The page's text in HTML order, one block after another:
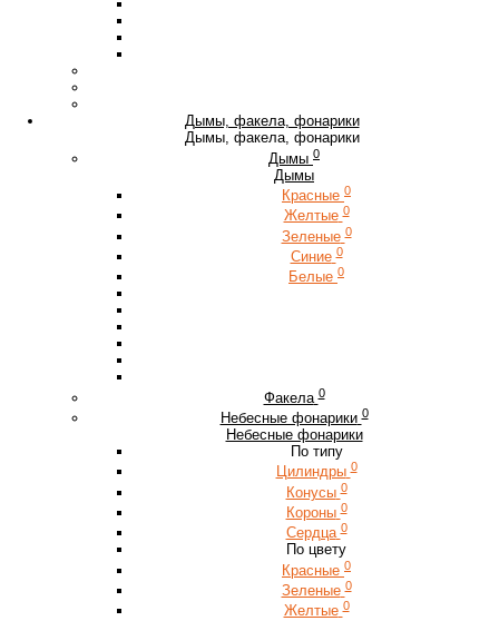
Дымы, факела, фонарики
Дымы, факела, фонарики
Дымы 0
Дымы
Красные 0
Желтые 0
Зеленые 0
Синие 0
Белые 0
Факела 0
Небесные фонарики 0
Небесные фонарики
По типу
Цилиндры 0
Конусы 0
Короны 0
Сердца 0
По цвету
Красные 0
Зеленые 0
Желтые 0